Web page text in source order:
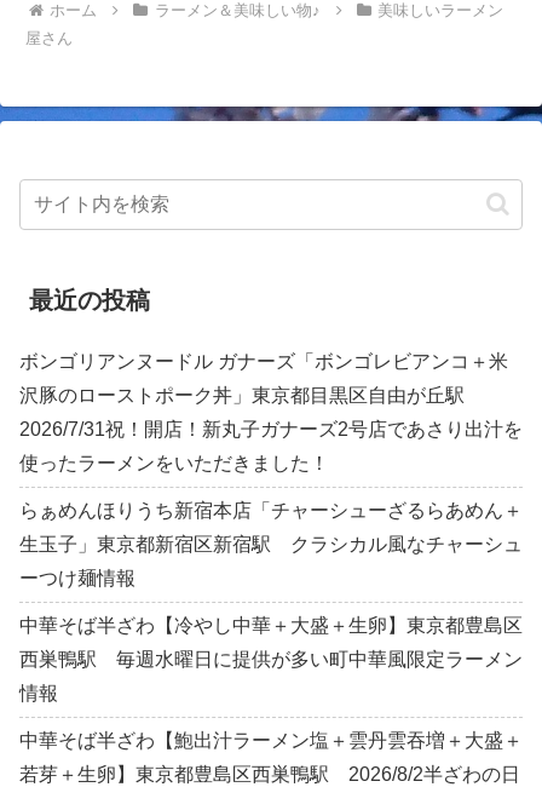
ホーム ラーメン＆美味しい物♪
美味しいラーメン
屋さん
最近の投稿
ボンゴリアンヌードル ガナーズ「ボンゴレビアンコ＋米
沢豚のローストポーク丼」東京都目黒区自由が丘駅
2026/7/31祝！開店！新丸子ガナーズ2号店であさり出汁を
使ったラーメンをいただきました！
らぁめんほりうち新宿本店「チャーシューざるらあめん＋
生玉子」東京都新宿区新宿駅 クラシカル風なチャーシュ
ーつけ麺情報
中華そば半ざわ【冷やし中華＋大盛＋生卵】東京都豊島区
西巣鴨駅 毎週水曜日に提供が多い町中華風限定ラーメン
情報
中華そば半ざわ【鮑出汁ラーメン塩＋雲丹雲吞増＋大盛＋
若芽＋生卵】東京都豊島区西巣鴨駅 2026/8/2半ざわの日